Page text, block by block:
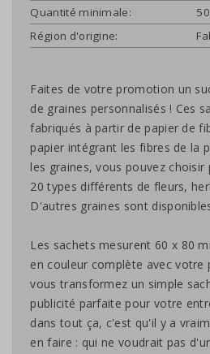
Quantité minimale:
Région d'origine:
Faites de votre promotion un
de graines personnalisés ! Ces
fabriqués à partir de papier de
papier intégrant les fibres de la
les graines, vous pouvez choisir
20 types différents de fleurs,
D'autres graines sont
Les sachets mesurent 60 x 80
en couleur complète avec votre
vous transformez un simple
publicité parfaite pour votre
dans tout ça, c'est qu'il y a
en faire : qui ne voudrait pas